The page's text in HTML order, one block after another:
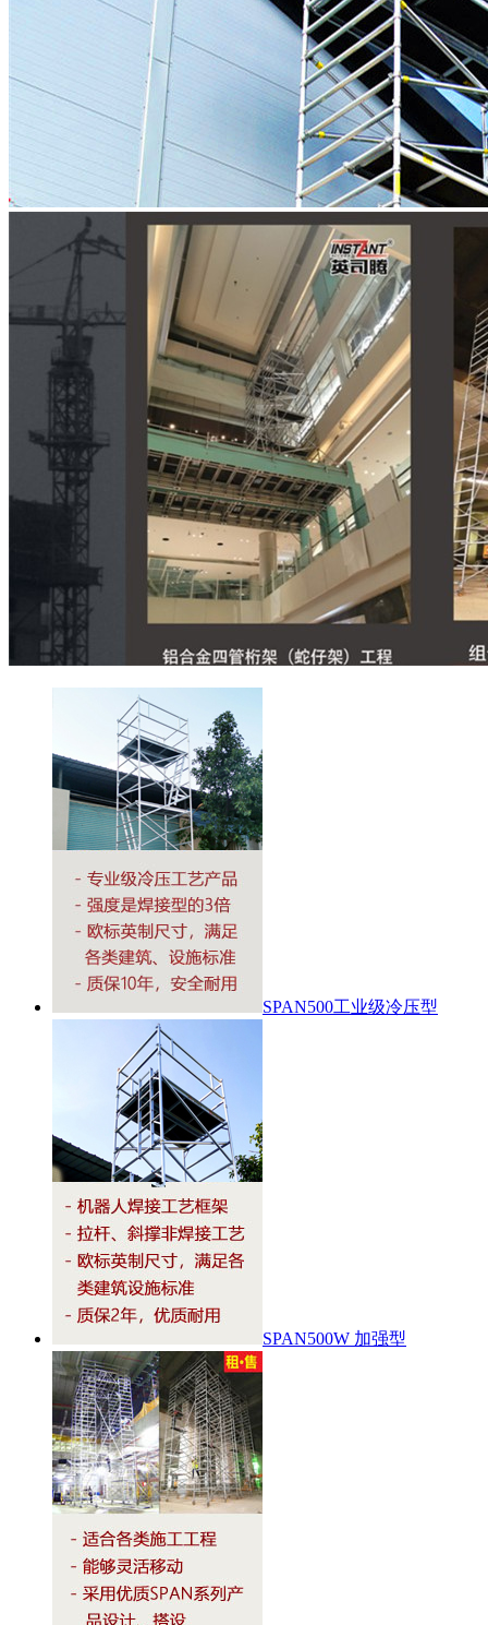
SPAN500工业级冷压型
SPAN500W 加强型